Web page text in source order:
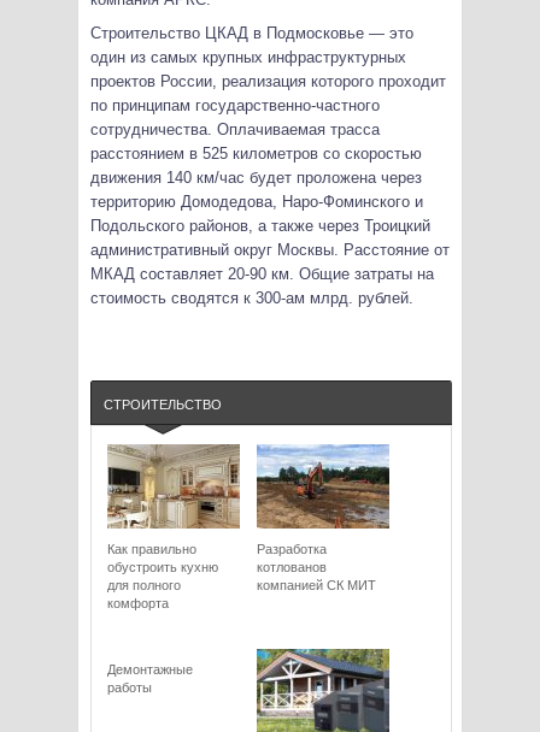
Строительство ЦКАД в Подмосковье — это
один из самых крупных инфраструктурных
проектов России, реализация которого проходит
по принципам государственно-частного
сотрудничества. Оплачиваемая трасса
расстоянием в 525 километров со скоростью
движения 140 км/час будет проложена через
территорию Домодедова, Наро-Фоминского и
Подольского районов, а также через Троицкий
административный округ Москвы. Расстояние от
МКАД составляет 20-90 км. Общие затраты на
стоимость сводятся к 300-ам млрд. рублей.
СТРОИТЕЛЬСТВО
Как правильно
обустроить кухню
для полного
комфорта
Разработка
котлованов
компанией СК МИТ
Демонтажные
работы